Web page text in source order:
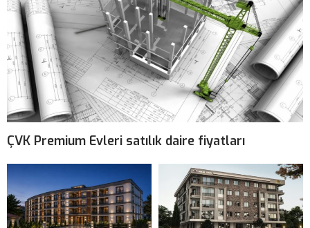
ÇVK Premium Evleri satılık daire fiyatları